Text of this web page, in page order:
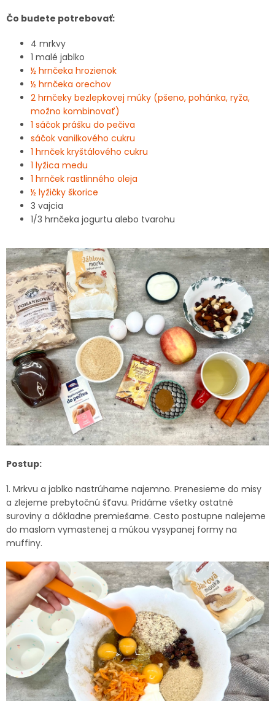
Čo budete potrebovať:
4 mrkvy
1 malé jablko
½ hrnčeka hrozienok
½ hrnčeka orechov
2 hrnčeky bezlepkovej múky (pšeno, pohánka, ryža,
možno kombinovať)
1 sáčok prášku do pečiva
sáčok vanilkového cukru
1 hrnček kryštálového cukru
1 lyžica medu
1 hrnček rastlinného oleja
½ lyžičky škorice
3 vajcia
1/3 hrnčeka jogurtu alebo tvarohu
Postup:
1. Mrkvu a jablko nastrúhame najemno. Prenesieme do misy
a zlejeme prebytočnú šťavu. Pridáme všetky ostatné
suroviny a dôkladne premiešame. Cesto postupne nalejeme
do maslom vymastenej a múkou vysypanej formy na
muffiny.